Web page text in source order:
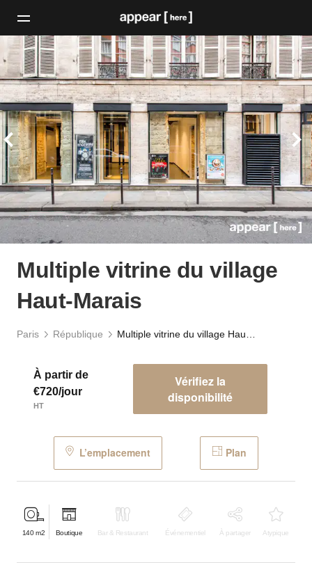
Multiple vitrine du village
Haut-Marais
Paris République
À partir de
€720/jour
HT
Vérifiez la
disponibilité
L’emplacement Plan
140 m2 Boutique Bar & Restaurant Événementiel À partager Atypique